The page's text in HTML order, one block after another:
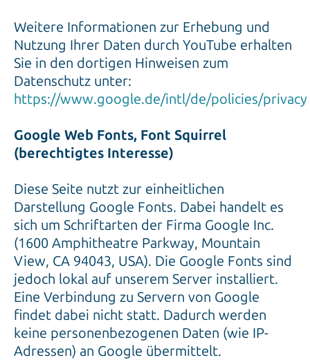
Weitere Informationen zur Erhebung und
Nutzung Ihrer Daten durch YouTube erhalten
Sie in den dortigen Hinweisen zum
Datenschutz unter:
https://www.google.de/intl/de/policies/privacy
Google Web Fonts, Font Squirrel
(berechtigtes Interesse)
Diese Seite nutzt zur einheitlichen
Darstellung Google Fonts. Dabei handelt es
sich um Schriftarten der Firma Google Inc.
(1600 Amphitheatre Parkway, Mountain
View, CA 94043, USA). Die Google Fonts sind
jedoch lokal auf unserem Server installiert.
Eine Verbindung zu Servern von Google
findet dabei nicht statt. Dadurch werden
keine personenbezogenen Daten (wie IP-
Adressen) an Google übermittelt.